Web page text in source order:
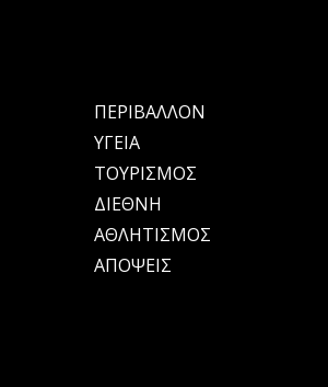
ΠΕΡΙΒΑΛΛΟΝ
ΥΓΕΙΑ
ΤΟΥΡΙΣΜΟΣ
ΔΙΕΘΝΗ
ΑΘΛΗΤΙΣΜΟΣ
ΑΠΟΨΕΙΣ